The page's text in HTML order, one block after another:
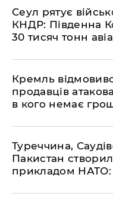
​Сеул рятує
КНДР: Південна
30 тисяч тонн
​Кремль
продавців
в кого немає
​Туреччина,
Пакистан
прикладом НАТО: